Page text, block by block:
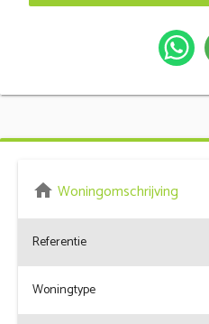
home Woningomschrijving
Referentie
Woningtype